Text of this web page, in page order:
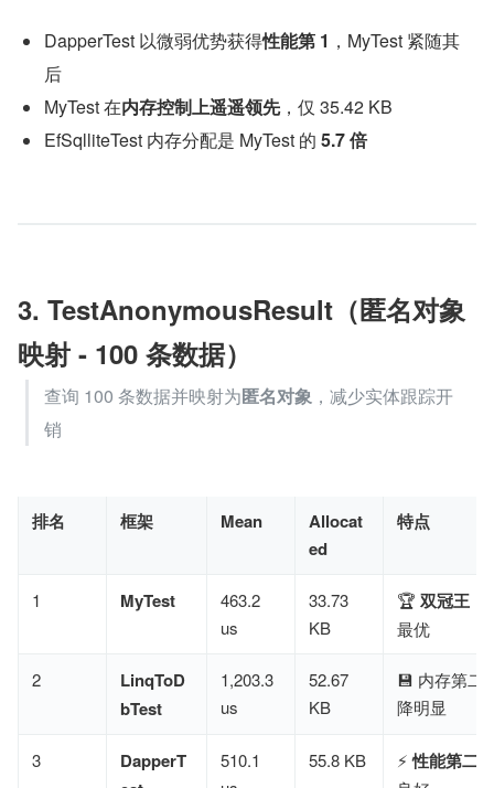
DapperTest 以微弱优势获得​性能第 1 ​，MyTest 紧随其
后
MyTest 在​内存控制上遥遥领先​，仅 35.42 KB
EfSqlliteTest 内存分配是 MyTest 的 5.7 倍
3. TestAnonymousResult（匿名对象
映射 - 100 条数据）
查询 100 条数据并映射为​匿名对象 ​，减少实体跟踪开
销
排名 框架 Mean
Allocat
ed
特点
1 MyTest
463.2
us
33.73
KB
🏆 ​ 双冠王
最优
2
LinqToD
bTest
1,203.3
us
52.67
KB
💾 内存第二
降明显
3
DapperT
510.1
55.8 KB ⚡ ​性能第二